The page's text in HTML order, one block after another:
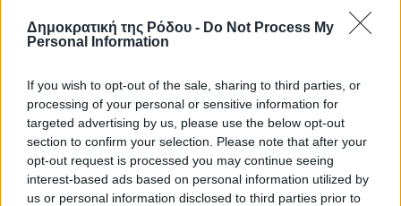
Δημοκρατική της Ρόδου - Do Not Process My
Personal Information
If you wish to opt-out of the sale, sharing to third parties, or
processing of your personal or sensitive information for
targeted advertising by us, please use the below opt-out
section to confirm your selection. Please note that after your
opt-out request is processed you may continue seeing
interest-based ads based on personal information utilized by
us or personal information disclosed to third parties prior to